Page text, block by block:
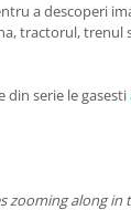
a descoperi
tractorul, trenul
din serie le gasesti
zooming along in